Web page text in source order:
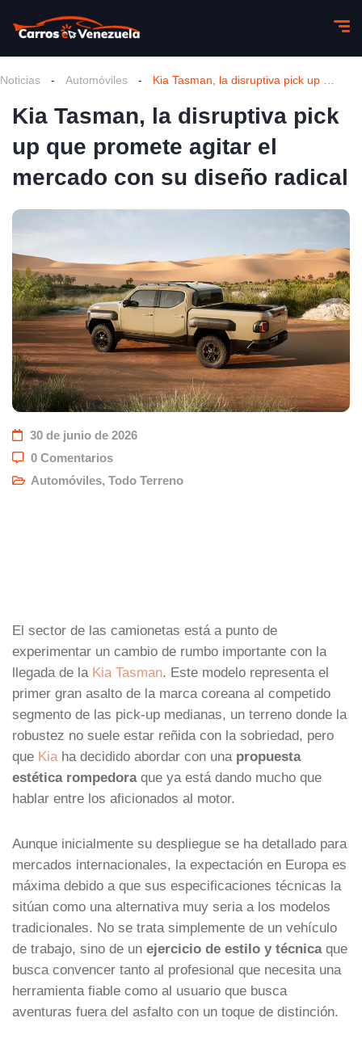
Noticias - Automóviles -
Kia Tasman, la disruptiva pick
up que promete agitar el
mercado con su diseño radical
30 de junio de 2026
0 Comentarios
Automóviles, Todo Terreno
El sector de las camionetas está a punto de
experimentar un cambio de rumbo importante con la
llegada de la Kia Tasman. Este modelo representa el
primer gran asalto de la marca coreana al competido
segmento de las pick-up medianas, un terreno donde la
robustez no suele estar reñida con la sobriedad, pero
que Kia ha decidido abordar con una propuesta
estética rompedoraque ya está dando mucho que
hablar entre los aficionados al motor.
Aunque inicialmente su despliegue se ha detallado para
mercados internacionales, la expectación en Europa es
máxima debido a que sus especificaciones técnicas la
sitúan como una alternativa muy seria a los modelos
tradicionales. No se trata simplemente de un vehículo
de trabajo, sino de un ejercicio de estilo y técnicaque
busca convencer tanto al profesional que necesita una
herramienta fiable como al usuario que busca
aventuras fuera del asfalto con un toque de distinción.